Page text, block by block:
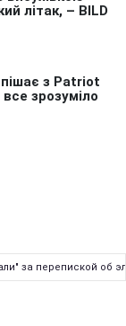
за перепиской об